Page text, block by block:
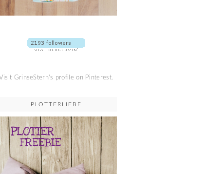
Visit GrinseStern's profile on Pinterest.
PLOTTERLIEBE